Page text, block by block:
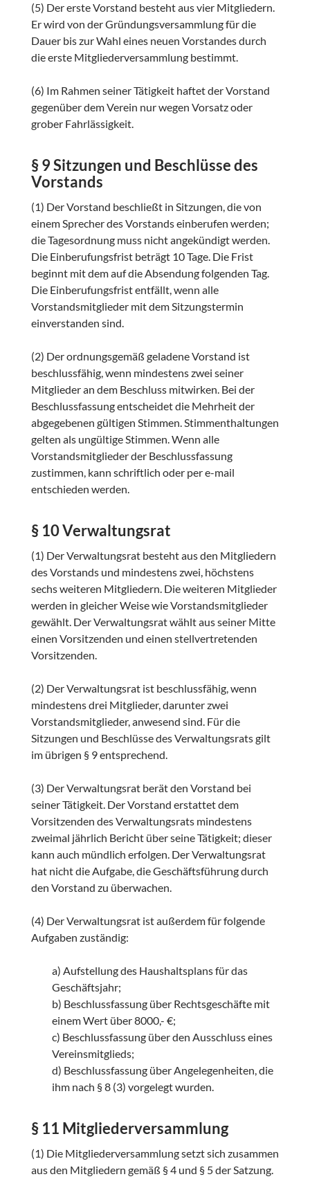
(5) Der erste Vorstand besteht aus vier Mitgliedern.
Er wird von der Gründungsversammlung für die
Dauer bis zur Wahl eines neuen Vorstandes durch
die erste Mitgliederversammlung bestimmt.
(6) Im Rahmen seiner Tätigkeit haftet der Vorstand
gegenüber dem Verein nur wegen Vorsatz oder
grober Fahrlässigkeit.
§ 9 Sitzungen und Beschlüsse des
Vorstands
(1) Der Vorstand beschließt in Sitzungen, die von
einem Sprecher des Vorstands einberufen werden;
die Tagesordnung muss nicht angekündigt werden.
Die Einberufungsfrist beträgt 10 Tage. Die Frist
beginnt mit dem auf die Absendung folgenden Tag.
Die Einberufungsfrist entfällt, wenn alle
Vorstandsmitglieder mit dem Sitzungstermin
einverstanden sind.
(2) Der ordnungsgemäß geladene Vorstand ist
beschlussfähig, wenn mindestens zwei seiner
Mitglieder an dem Beschluss mitwirken. Bei der
Beschlussfassung entscheidet die Mehrheit der
abgegebenen gültigen Stimmen. Stimmenthaltungen
gelten als ungültige Stimmen. Wenn alle
Vorstandsmitglieder der Beschlussfassung
zustimmen, kann schriftlich oder per e-mail
entschieden werden.
§ 10 Verwaltungsrat
(1) Der Verwaltungsrat besteht aus den Mitgliedern
des Vorstands und mindestens zwei, höchstens
sechs weiteren Mitgliedern. Die weiteren Mitglieder
werden in gleicher Weise wie Vorstandsmitglieder
gewählt. Der Verwaltungsrat wählt aus seiner Mitte
einen Vorsitzenden und einen stellvertretenden
Vorsitzenden.
(2) Der Verwaltungsrat ist beschlussfähig, wenn
mindestens drei Mitglieder, darunter zwei
Vorstandsmitglieder, anwesend sind. Für die
Sitzungen und Beschlüsse des Verwaltungsrats gilt
im übrigen § 9 entsprechend.
(3) Der Verwaltungsrat berät den Vorstand bei
seiner Tätigkeit. Der Vorstand erstattet dem
Vorsitzenden des Verwaltungsrats mindestens
zweimal jährlich Bericht über seine Tätigkeit; dieser
kann auch mündlich erfolgen. Der Verwaltungsrat
hat nicht die Aufgabe, die Geschäftsführung durch
den Vorstand zu überwachen.
(4) Der Verwaltungsrat ist außerdem für folgende
Aufgaben zuständig:
a) Aufstellung des Haushaltsplans für das
Geschäftsjahr;
b) Beschlussfassung über Rechtsgeschäfte mit
einem Wert über 8000,- €;
c) Beschlussfassung über den Ausschluss eines
Vereinsmitglieds;
d) Beschlussfassung über Angelegenheiten, die
ihm nach § 8 (3) vorgelegt wurden.
§ 11 Mitgliederversammlung
(1) Die Mitgliederversammlung setzt sich zusammen
aus den Mitgliedern gemäß § 4 und § 5 der Satzung.